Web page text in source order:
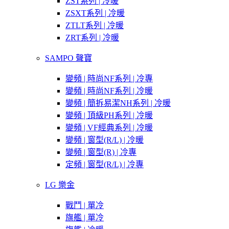
ZSXT系列 | 冷暖
ZTLT系列 | 冷暖
ZRT系列 | 冷暖
SAMPO 聲寶
變頻 | 時尚NF系列 | 冷專
變頻 | 時尚NF系列 | 冷暖
變頻 | 簡拆易潔NH系列 | 冷暖
變頻 | 頂級PH系列 | 冷暖
變頻 | VF經典系列 | 冷暖
變頻 | 窗型(R/L) | 冷暖
變頻 | 窗型(R) | 冷專
定頻 | 窗型(R/L) | 冷專
LG 樂金
戰鬥 | 單冷
旗艦 | 單冷